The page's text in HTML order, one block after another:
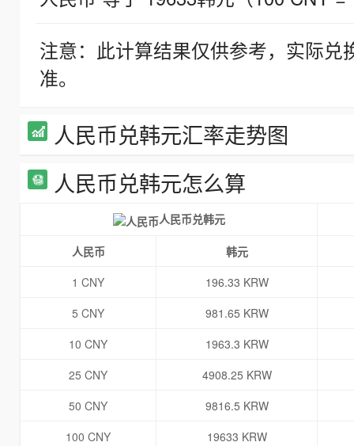
注意：此计算结果仅供参考，实际
准。
人民币兑韩元汇率走势图
人民币兑韩元怎么算
人民币兑韩元
人民币
韩元
1 CNY
196.33 KRW
5 CNY
981.65 KRW
10 CNY
1963.3 KRW
25 CNY
4908.25 KRW
50 CNY
9816.5 KRW
100 CNY
19633 KRW